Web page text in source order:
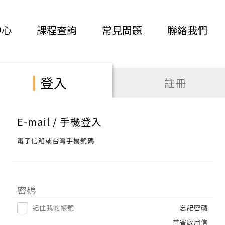
課程查詢 常見問題 聯絡我們
登入 註冊
E-mail / 手機登入
電子信箱或台灣手機號碼
密碼
記住我的帳號
忘記密碼
重寄啟用信